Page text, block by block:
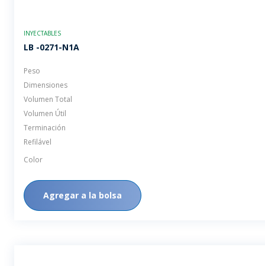
INYECTABLES
LB -0271-N1A
Peso
Dimensiones
Volumen Total
Volumen Útil
Terminación
Refilável
Color
Agregar a la bolsa